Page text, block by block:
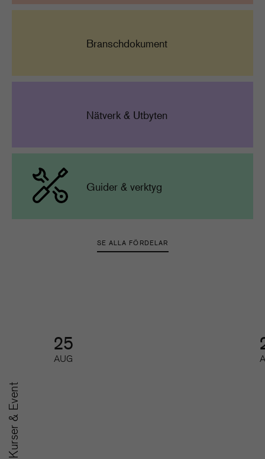
Branschdokument
Nätverk & Utbyten
Guider & verktyg
SE ALLA FÖRDELAR
Kurser & Event
25
AUG